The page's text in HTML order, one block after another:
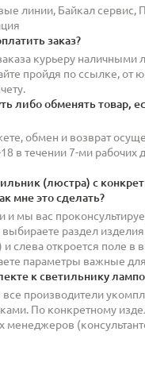
линии, Байкал сервис,
заказ?
курьеру наличными
пройдя по ссылке, от
либо обменять товар,
обмен и возврат
в течении 7-ми рабочих
(люстра) с
мне это сделать?
и мы вас
раздел
и слева откроется поле в
параметры важные
к светильнику
производители
По конкретному
менеджеров